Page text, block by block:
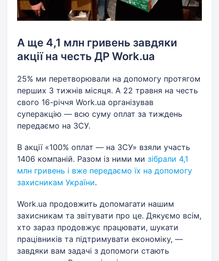
А ще 4,1 млн гривень завдяки
акції на честь ДР Work.ua
25% ми перетворювали на допомогу протягом
перших 3 тижнів місяця. А 22 травня на честь
свого 16-річчя Work.ua організував
суперакцію — всю суму оплат за тиждень
передаємо на ЗСУ.
В акції «100% оплат — на ЗСУ» взяли участь
1406 компаній. Разом із ними ми зібрали 4,1
млн гривень і вже передаємо їх на допомогу
захисникам України.
Work.ua продовжить допомагати нашим
захисникам та звітувати про це. Дякуємо всім,
хто зараз продовжує працювати, шукати
працівників та підтримувати економіку, —
завдяки вам задачі з допомоги стають